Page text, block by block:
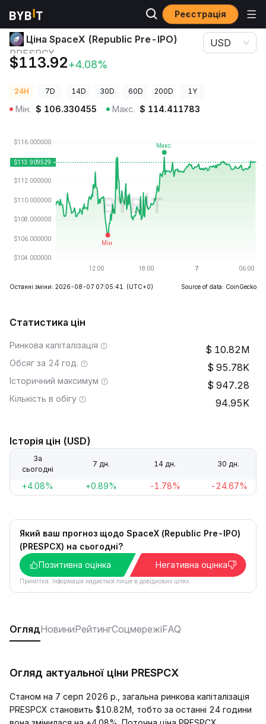
Реєстрація
Ціни криптовалют Ціна SpaceX (Republic Pre-IPO) PRESPCX
Ціна SpaceX (Republic Pre-IPO)
PRESPCX
$113.92+4.08%
USD
24H 7D 14D 30D 60D 200D 1Y
Мін. $ 106.330455 Макс. $ 114.411783
Останні зміни: 2026-08-07 07:05:41. (UTC+0) Source of data: CoinGecko
Статистика цін
Ринкова капіталізація 10.82M
Обсяг за 24 год. 95.78K
Історичний максимум 947.28
Кількість в обігу 94.95K
Історія цін (USD)
За
сьогодні
7 дн. 14 дн. 30 дн.
+4.08% +0.89% -1.78% -24.67%
Який ваш прогноз щодо SpaceX (Republic Pre-IPO)
(PRESPCX) на сьогодні?
Позитивна оцінка
Негативна оцінка
Примітка. Інформація надається лише в довідкових цілях.
ОглядНовиниРейтингСоцмережіFAQ
Огляд актуальної ціни PRESPCX
Станом на 7 серп 2026 р., загальна ринкова капіталізація
PRESPCX становить $10.82M, тобто за останні 24 години